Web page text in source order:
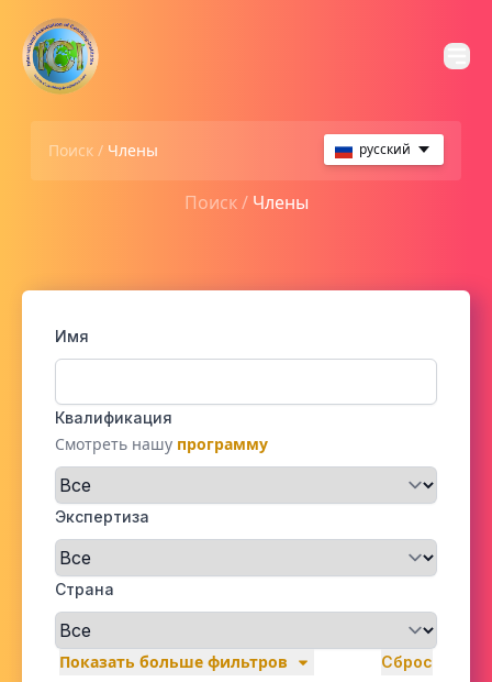
Поиск / Члены русский
Поиск / Члены
Имя
Квалификация
Смотреть нашу программу
Экспертиза
Страна
Показать больше фильтров Сброс